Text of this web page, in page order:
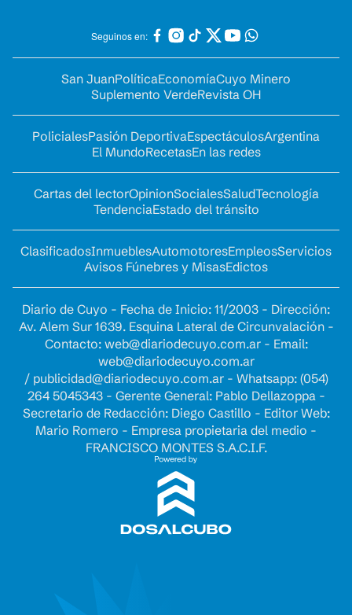
Seguinos en:
San JuanPolíticaEconomíaCuyo Minero
Suplemento VerdeRevista OH
PolicialesPasión DeportivaEspectáculosArgentina
El MundoRecetasEn las redes
Cartas del lectorOpinionSocialesSaludTecnología
TendenciaEstado del tránsito
ClasificadosInmueblesAutomotoresEmpleosServicios
Avisos Fúnebres y MisasEdictos
Diario de Cuyo - Fecha de Inicio: 11/2003 - Dirección:
Av. Alem Sur 1639. Esquina Lateral de Circunvalación -
Contacto: web@diariodecuyo.com.ar- Email:
web@diariodecuyo.com.ar
/ publicidad@diariodecuyo.com.ar- Whatsapp: (054)
264 5045343 - Gerente General: Pablo Dellazoppa -
Secretario de Redacción: Diego Castillo - Editor Web:
Mario Romero - Empresa propietaria del medio -
FRANCISCO MONTES S.A.C.I.F.